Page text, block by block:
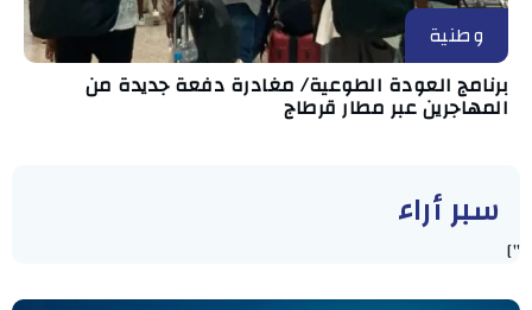
وطنية
برنامج العودة الطوعية/ مغادرة دفعة جديدة من
المهاجرين عبر مطار قرطاج
سبر أراء
"]